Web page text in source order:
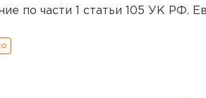
по части 1 статьи 105 УК РФ.